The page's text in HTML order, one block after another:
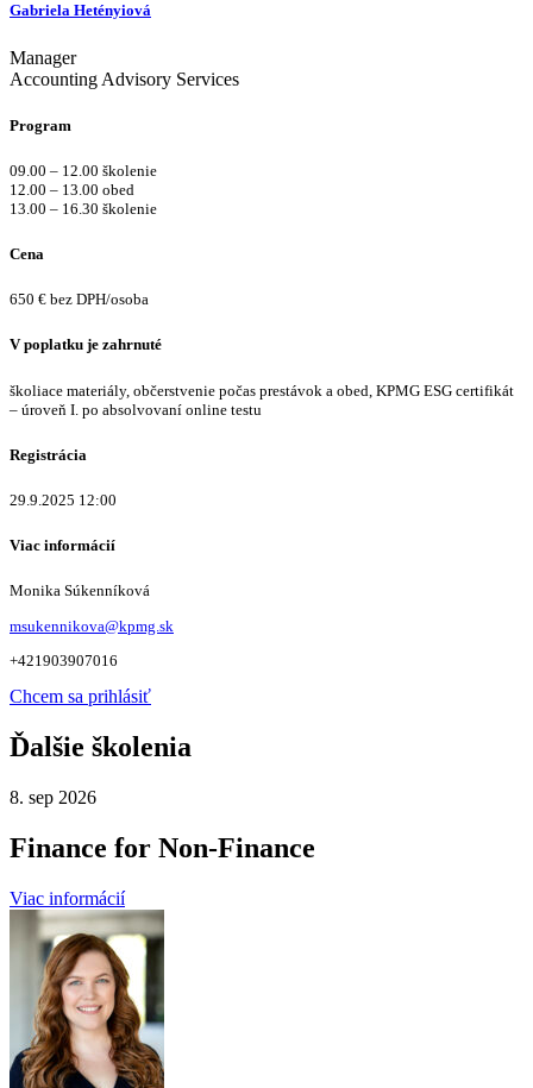
Gabriela Hetényiová
Manager
Accounting Advisory Services
Program
09.00 – 12.00 školenie
12.00 – 13.00 obed
13.00 – 16.30 školenie
Cena
650 € bez DPH/osoba
V poplatku je zahrnuté
školiace materiály, občerstvenie počas prestávok a obed, KPMG ESG certifikát
– úroveň I. po absolvovaní online testu
Registrácia
29.9.2025 12:00
Viac informácií
Monika Súkenníková
msukennikova@kpmg.sk
+421903907016
Chcem sa prihlásiť
Ďalšie školenia
8. sep 2026
Finance for Non-Finance
Viac informácií